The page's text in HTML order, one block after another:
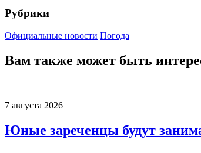
Рубрики
Официальные новости Погода
Вам также может быть
7 августа 2026
Юные зареченцы будут